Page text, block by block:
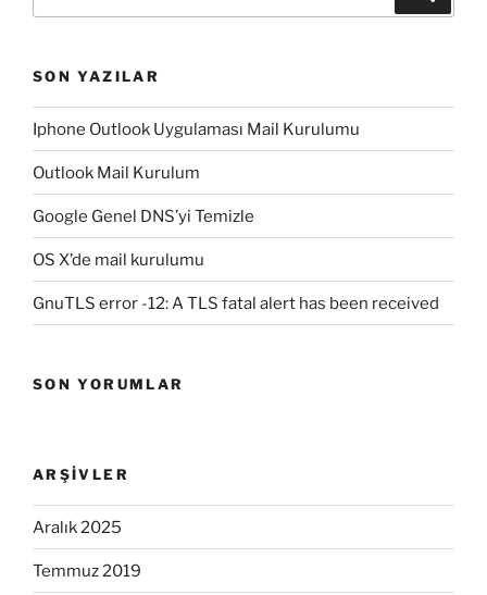
SON YAZILAR
Iphone Outlook Uygulaması Mail Kurulumu
Outlook Mail Kurulum
Google Genel DNS’yi Temizle
OS X’de mail kurulumu
GnuTLS error -12: A TLS fatal alert has been received
SON YORUMLAR
ARŞIVLER
Aralık 2025
Temmuz 2019